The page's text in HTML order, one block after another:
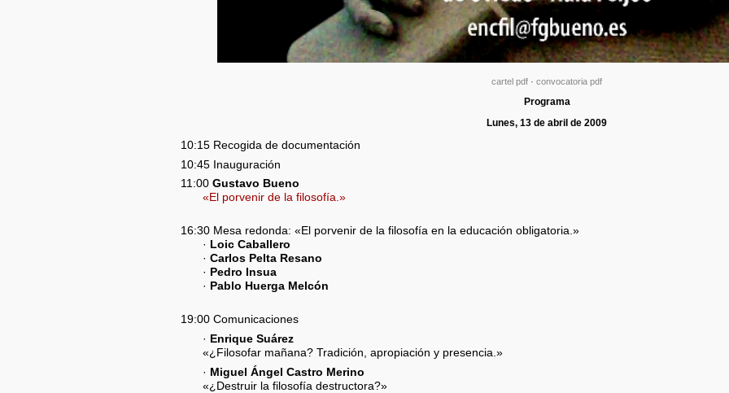
cartel pdf · convocatoria pdf
Programa
Lunes, 13 de abril de 2009
10:15 Recogida de documentación
10:45 Inauguración
11:00 Gustavo Bueno
«El porvenir de la filosofía.»
16:30 Mesa redonda: «El porvenir de la filosofía en la educación obligatoria.»
· Loic Caballero
·Carlos Pelta Resano
· Pedro Insua
· Pablo Huerga Melcón
19:00 Comunicaciones
· Enrique Suárez
«¿Filosofar mañana? Tradición, apropiación y presencia.»
· Miguel Ángel Castro Merino
«¿Destruir la filosofía destructora?»